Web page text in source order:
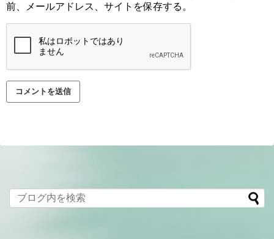
前、メールアドレス、サイトを保存する。